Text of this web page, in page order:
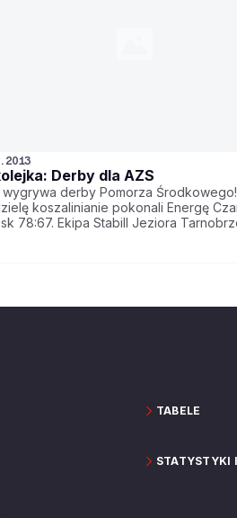
Derby dla AZS
wygrywa derby Pomorza
koszalinianie pokonali Energę
78:67. Ekipa Stabill Jeziora
TABELE
STATYSTYKI